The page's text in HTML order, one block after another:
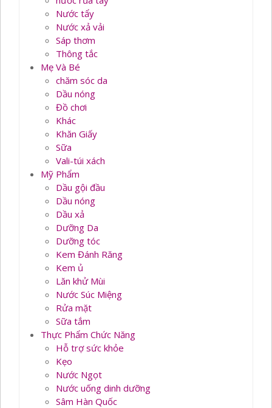
Nước tẩy
Nước xả vải
Sáp thơm
Thông tắc
Mẹ Và Bé
chăm sóc da
Dầu nóng
Đồ chơi
Khác
Khăn Giấy
Sữa
Vali-túi xách
Mỹ Phẩm
Dầu gội đầu
Dầu nóng
Dầu xả
Dưỡng Da
Dưỡng tóc
Kem Đánh Răng
Kem ủ
Lăn khử Mùi
Nước Súc Miệng
Rửa mặt
Sữa tắm
Thực Phẩm Chức Năng
Hỗ trợ sức khỏe
Kẹo
Nước Ngọt
Nước uống dinh dưỡng
Sâm Hàn Quốc